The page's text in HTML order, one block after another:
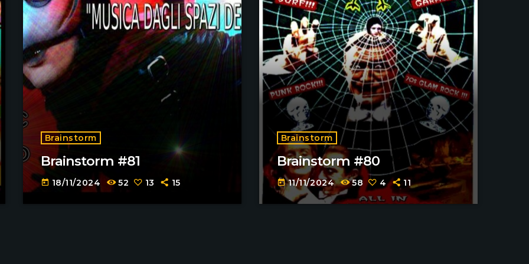
Brainstorm
Brainstorm #81
today 18/11/2024 52 13 15
Brainstorm
Brainstorm #80
today 11/11/2024 58 4 11